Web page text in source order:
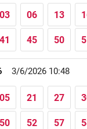
03 06 13
41 45 50
3/6/2026 10:48
05 21 27
50 52 57